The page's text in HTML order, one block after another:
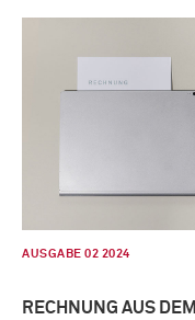
AUSGABE 02 2024
RECHNUNG AUS DEM